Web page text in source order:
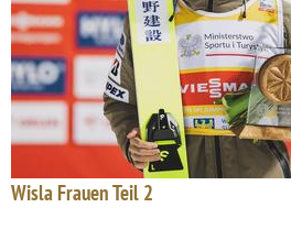
Wisla Frauen Teil 2